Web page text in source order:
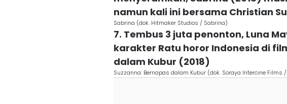
namun kali ini bersama Christian
Sabrina (dok. Hitmaker Studios / Sabrina)
7. Tembus 3 juta penonton, Luna
karakter Ratu horor Indonesia di
dalam Kubur (2018)
Suzzanna: Bernapas dalam Kubur (dok. Soraya Intercine Films